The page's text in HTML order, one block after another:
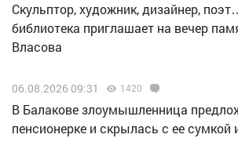
Скульптор, художник, дизайнер,
библиотека приглашает на вечер
Власова
06.08.2026 09:31 1420
В Балакове злоумышленница
пенсионерке и скрылась с ее сумкой